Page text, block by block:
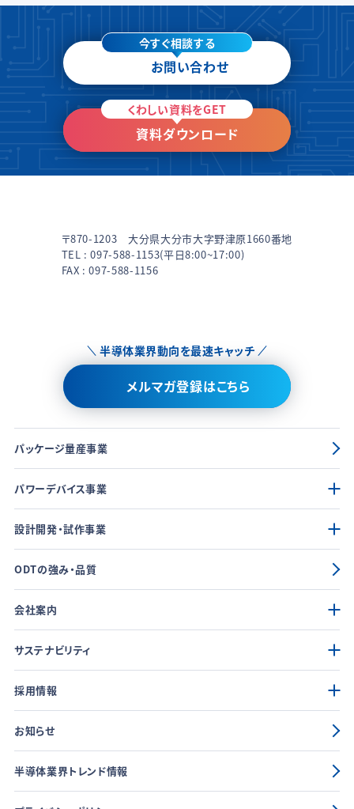
今すぐ相談する
お問い合わせ
くわしい資料をGET
資料ダウンロード
〒870-1203 大分県大分市大字野津原1660番地
TEL :097-588-1153(平日8:00~17:00)
FAX : 097-588-1156
半導体業界動向を最速キャッチ
メルマガ登録はこちら
パッケージ量産事業
パワーデバイス事業
設計開発・試作事業
ODTの強み・品質
会社案内
サステナビリティ
採用情報
お知らせ
半導体業界トレンド情報